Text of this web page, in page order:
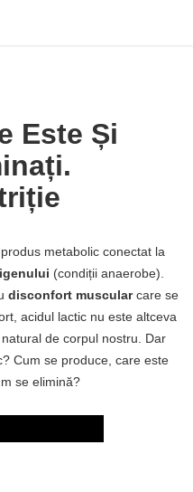
Este Și
produs metabolic conectat la
(condiții anaerobe).
disconfort muscularcare se
acidul lactic nu este altceva
de corpul nostru. Dar
Cum se produce, care este
se elimină?